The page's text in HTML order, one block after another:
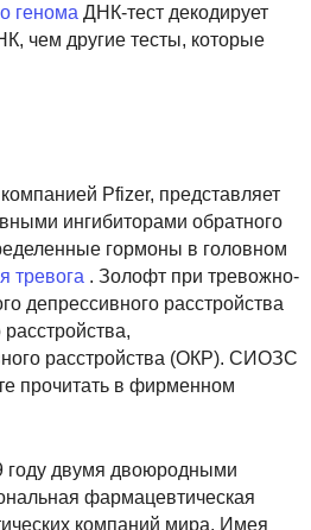
генома ДНК-тест декодирует
чем другие тесты, которые
Pfizer, представляет
ингибиторами обратного
гормоны в головном
тревога . Золофт при тревожно-
депрессивного расстройства
расстройства (ОКР). СИОЗС
прочитать в фирменном
году двумя двоюродными
фармацевтическая
компаний мира. Имея